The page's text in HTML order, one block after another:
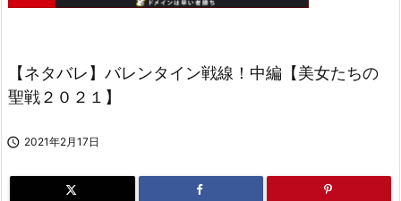
【ネタバレ】バレンタイン戦線！中編【美女たちの
聖戦２０２１】
 2021年2月17日